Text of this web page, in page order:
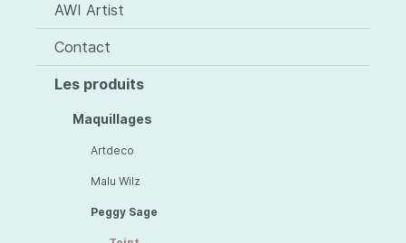
AWI Artist
Contact
Les produits
Maquillages
Artdeco
Malu Wilz
Peggy Sage